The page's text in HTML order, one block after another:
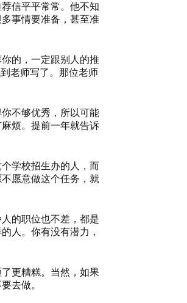
信平平常常。他不知
事情要准备，甚至准
的，一定跟别人的推
老师写了。那位老师
不够优秀，所以可能
烦。提前一年就告诉
学校招生办的人，而
愿意做这个任务，就
的职位也不差，都是
人。你有没有潜力，
更糟糕。当然，如果
去做。